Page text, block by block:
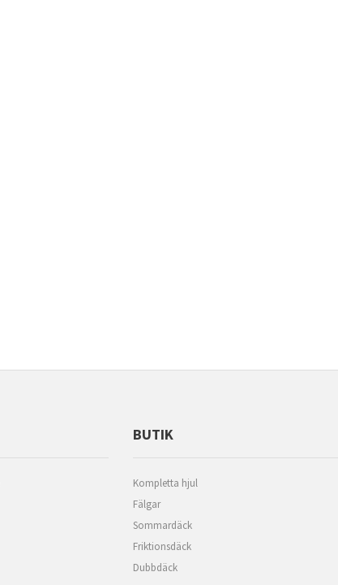
BUTIK
Kompletta hjul
Fälgar
Sommardäck
Friktionsdäck
Dubbdäck